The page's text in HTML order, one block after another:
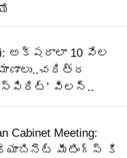
అక్షరాలా 10 వేల
విలన్..
Cabinet Meeting:
మీటింగ్స్ కి